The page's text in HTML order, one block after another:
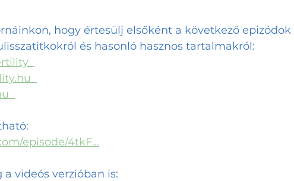
hogy értesülj elsőként a következő epizódok
és hasonló hasznos tartalmakról:
episode/4tkF...
a videós verzióban is: